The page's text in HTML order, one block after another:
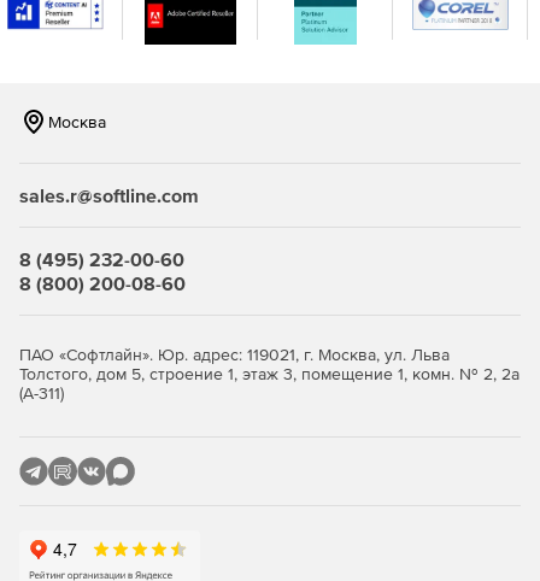
Москва
sales.r@softline.com
8 (495) 232-00-60
8 (800) 200-08-60
ПАО «Софтлайн». Юр. адрес: 119021, г. Москва, ул. Льва
Толстого, дом 5, строение 1, этаж 3, помещение 1, комн. № 2, 2а
(А-311)